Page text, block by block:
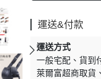
運送&付款
運送方式
一般宅配
貨到
萊爾富超商取貨